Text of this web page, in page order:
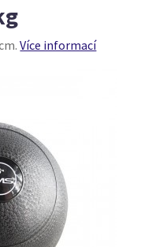
Více informací